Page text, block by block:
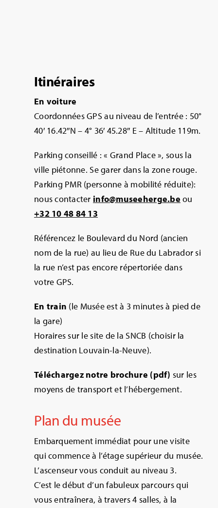
Itinéraires
En voiture
Coordonnées GPS au niveau de l’entrée : 50°
40′ 16.42″N – 4° 36′ 45.28″ E – Altitude 119m.
Parking conseillé : « Grand Place », sous la
ville piétonne. Se garer dans la zone rouge.
Parking PMR (personne à mobilité réduite):
nous contacter info@museeherge.be ou
+32 10 48 84 13
Référencez le Boulevard du Nord (ancien
nom de la rue) au lieu de Rue du Labrador si
la rue n’est pas encore répertoriée dans
votre GPS.
En train (le Musée est à 3 minutes à pied de
la gare)
Horaires sur le site de la SNCB (choisir la
destination Louvain-la-Neuve).
Téléchargez notre brochure (pdf) sur les
moyens de transport et l’hébergement.
Plan du musée
Embarquement immédiat pour une visite
qui commence à l’étage supérieur du musée.
L’ascenseur vous conduit au niveau 3.
C’est le début d’un fabuleux parcours qui
vous entraînera, à travers 4 salles, à la